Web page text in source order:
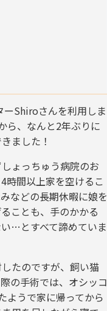
Shiroさんを利用しま
ら、なんと2年ぶりに
ました！
ょっちゅう病院のお
時間以上家を空けるこ
などの長期休暇に娘を
ことも、手のかかる
…とすべて諦めていま
たのですが、飼い猫
の手術では、オシッコ
ようで家に帰ってから